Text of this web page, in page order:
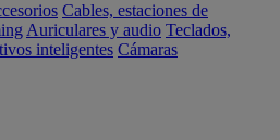
Cables, estaciones de
Auriculares y audio Teclados,
inteligentes Cámaras